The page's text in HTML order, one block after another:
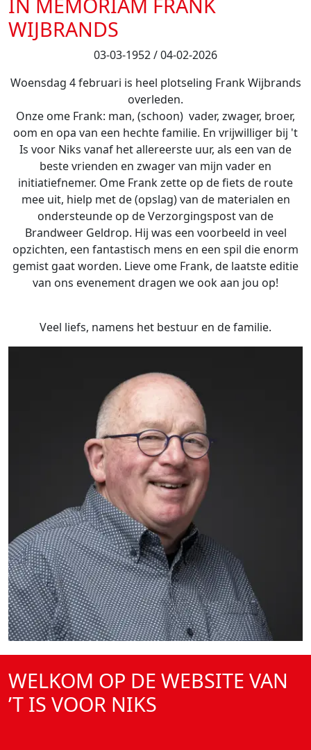
WIJBRANDS
03-03-1952 / 04-02-2026
Woensdag 4 februari is heel plotseling Frank Wijbrands
overleden.
Onze ome Frank: man, (schoon) vader, zwager, broer,
oom en opa van een hechte familie. En vrijwilliger bij 't
Is voor Niks vanaf het allereerste uur, als een van de
beste vrienden en zwager van mijn vader en
initiatiefnemer. Ome Frank zette op de fiets de route
mee uit, hielp met de (opslag) van de materialen en
ondersteunde op de Verzorgingspost van de
Brandweer Geldrop. Hij was een voorbeeld in veel
opzichten, een fantastisch mens en een spil die enorm
gemist gaat worden. Lieve ome Frank, de laatste editie
van ons evenement dragen we ook aan jou op!
Veel liefs, namens het bestuur en de familie.
WELKOM OP DE WEBSITE VAN
’T IS VOOR NIKS